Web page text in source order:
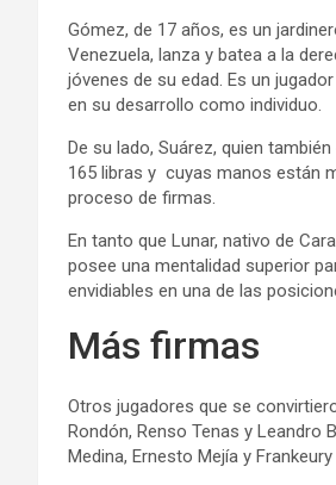
Gómez, de 17 años, es un
Venezuela, lanza y batea a la
jóvenes de su edad. Es un
en su desarrollo como individuo.
De su lado, Suárez, quien
165 libras y cuyas manos están
proceso de firmas.
En tanto que Lunar, nativo de
posee una mentalidad superior
envidiables en una de las
Más firmas
Otros jugadores que se
Rondón, Renso Tenas y Leandro
Medina, Ernesto Mejía y